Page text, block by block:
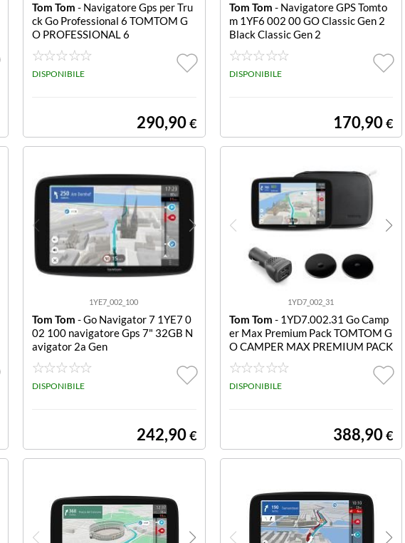
Tom Tom - Navigatore Gps per Tru
ck Go Professional 6 TOMTOM G
O PROFESSIONAL 6
DISPONIBILE
290,90€
Tom Tom - Navigatore GPS Tomto
m 1YF6 002 00 GO Classic Gen 2
Black Classic Gen 2
DISPONIBILE
170,90€
1YE7_002_100
Tom Tom - Go Navigator 7 1YE7 0
02 100 navigatore Gps 7" 32GB N
avigator 2a Gen
DISPONIBILE
242,90€
1YD7_002_31
Tom Tom - 1YD7.002.31 Go Camp
er Max Premium Pack TOMTOM G
O CAMPER MAX PREMIUM PACK
DISPONIBILE
388,90€